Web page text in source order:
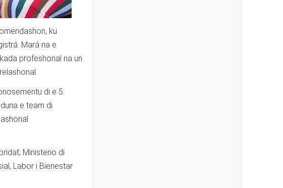
ku
Mará na e
profeshonal na un
di e 5
e team di
Ministerio di
Labor i Bienestar